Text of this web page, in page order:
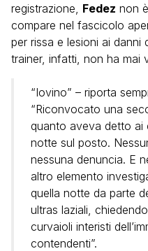
registrazione, Fedez non
compare nel fascicolo
per rissa e lesioni ai danni
trainer, infatti, non ha mai
“Iovino” – riporta
“Riconvocato una
quanto aveva detto ai
notte sul posto.
nessuna denuncia. E
altro elemento
quella notte da parte
ultras laziali,
curvaioli interisti
contendenti”.